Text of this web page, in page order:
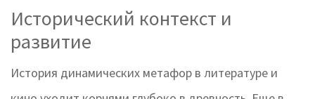
Исторический контекст и
развитие
История динамических метафор в литературе и